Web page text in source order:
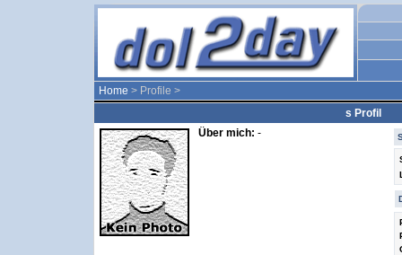
Home > Profile >
s Profil
Über mich: -